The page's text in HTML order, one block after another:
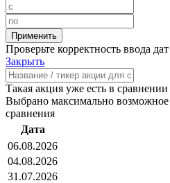
Проверьте корректность ввода дат
Закрыть
Такая акция уже есть в сравнении
Выбрано максимально возможное
сравнения
Дата
06.08.2026
04.08.2026
31.07.2026